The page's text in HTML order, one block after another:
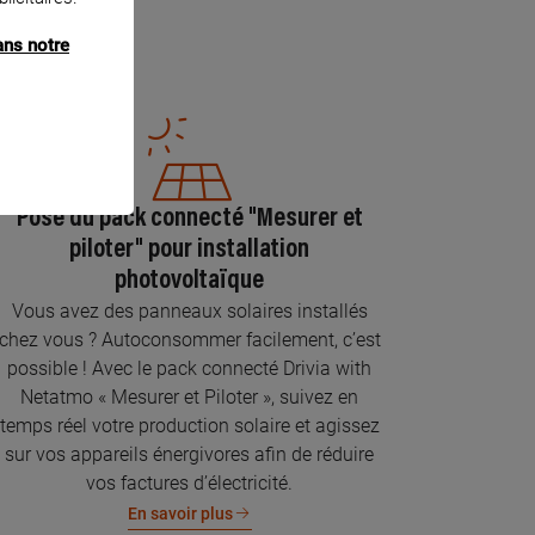
Pose du pack connecté "Mesurer et
piloter" pour installation
photovoltaïque
Vous avez des panneaux solaires installés
chez vous ? Autoconsommer facilement, c’est
possible ! Avec le pack connecté Drivia with
Netatmo « Mesurer et Piloter », suivez en
temps réel votre production solaire et agissez
sur vos appareils énergivores afin de réduire
vos factures d’électricité.
En savoir plus
notre